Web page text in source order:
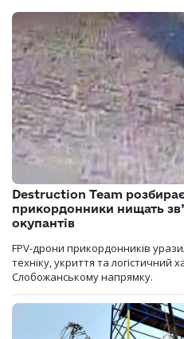
Destruction Team
прикордонники нищать
окупантів
FPV-дрони прикордонників
техніку, укриття та логістичний
Слобожанському напрямку.